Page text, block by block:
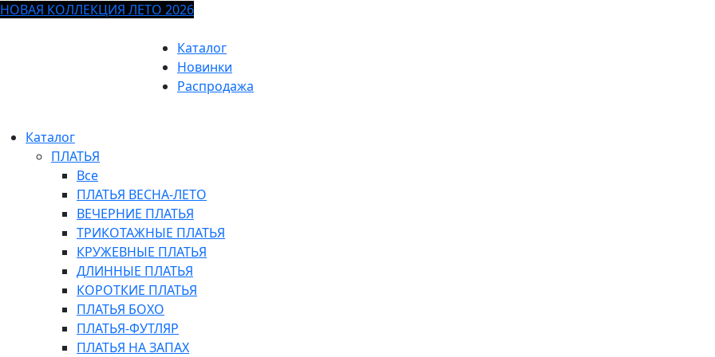
НОВАЯ КОЛЛЕКЦИЯ ЛЕТО 2026
Каталог
Новинки
Распродажа
Каталог
ПЛАТЬЯ
Все
ПЛАТЬЯ ВЕСНА-ЛЕТО
ВЕЧЕРНИЕ ПЛАТЬЯ
ТРИКОТАЖНЫЕ ПЛАТЬЯ
КРУЖЕВНЫЕ ПЛАТЬЯ
ДЛИННЫЕ ПЛАТЬЯ
КОРОТКИЕ ПЛАТЬЯ
ПЛАТЬЯ БОХО
ПЛАТЬЯ-ФУТЛЯР
ПЛАТЬЯ НА ЗАПАХ